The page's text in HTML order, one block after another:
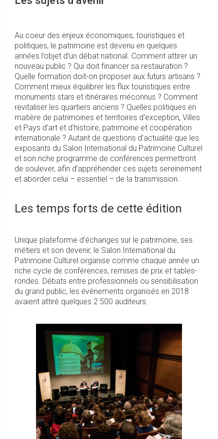
Au coeur des enjeux économiques, touristiques et
politiques, le patrimoine est devenu en quelques
années l’objet d’un débat national. Comment attirer un
nouveau public ? Qui doit financer sa restauration ?
Quelle formation doit-on proposer aux futurs artisans ?
Comment mieux équilibrer les flux touristiques entre
monuments stars et itinéraires méconnus ? Comment
revitaliser les quartiers anciens ? Quelles politiques en
matière de patrimoines et territoires d'exception, Villes
et Pays d'art et d'histoire, patrimoine et coopération
internationale ? Autant de questions d’actualité que les
exposants du Salon International du Patrimoine Culturel
et son riche programme de conférences permettront
de soulever, afin d’appréhender ces sujets sereinement
et aborder celui – essentiel – de la transmission.
Les temps forts de cette édition
Unique plateforme d’échanges sur le patrimoine, ses
métiers et son devenir, le Salon International du
Patrimoine Culturel organise comme chaque année un
riche cycle de conférences, remises de prix et tables-
rondes. Débats entre professionnels ou sensibilisation
du grand public, les évènements organisés en 2018
avaient attiré quelques 2 500 auditeurs.